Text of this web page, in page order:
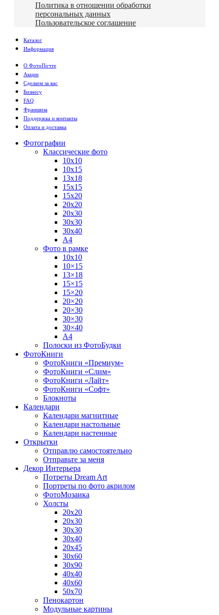
Политика в отношении обработки
персональных данных
Пользовательское соглашение
Каталог
Информация
О ФотоПочте
Акции
Сделаем за вас
Бизнесу
FAQ
Франшиза
Поддержка и контакты
Оплата и доставка
Фотографии
Классические фото
10х10
10х15
13х18
15х15
15х20
20х20
20х30
30х30
30х40
А4
Фото в рамке
10х10
10×15
13×18
15×15
15×20
20×20
20×30
30×30
30×40
A4
Полоски из ФотоБудки
ФотоКниги
ФотоКниги «Премиум»
ФотоКниги «Слим»
ФотоКниги «Лайт»
ФотоКниги «Софт»
Блокноты
Календари
Календари магнитные
Календари настольные
Календари настенные
Открытки
Отправлю самостоятельно
Отправьте за меня
Декор Интерьера
Потреты Dream Art
Портреты по фото акрилом
ФотоМозаика
Холсты
20х20
20х30
30х30
30х40
20х45
30х60
30х90
40х40
40х60
50х70
Пенокартон
Модульные картины